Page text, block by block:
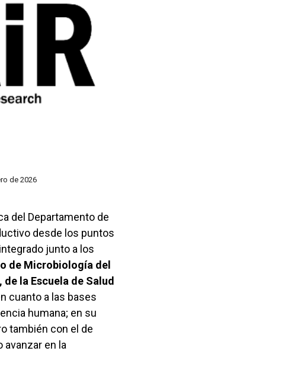
de 2026
del Departamento de
desde los puntos
junto a los
de Microbiología del
la Escuela de Salud
cuanto a las bases
humana; en su
también con el de
en la